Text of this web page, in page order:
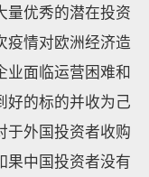
量优秀的潜在投资
疫情对欧洲经济造
业面临运营困难和
好的标的并收为己
于外国投资者收购
果中国投资者没有